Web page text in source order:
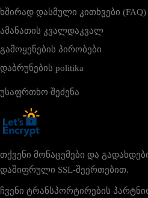
ხშირად დასმული კითხვები (FAQ)
ამანათის კვალდაკვალ
გამოყენების პირობები
დაბრუნების politika
უსაფრთხო შეძენა
თქვენი მონაცემები და
დაშიფრული SSL-შეერთებით.
ჩვენი ტრანსპორტირების